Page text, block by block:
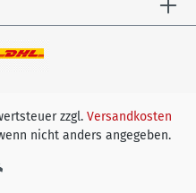
zzgl. Versandkosten
nicht anders angegeben.